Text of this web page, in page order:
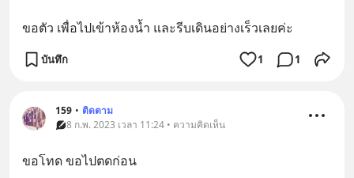
ขอตัว เพื่อไปเข้าห้องน้ำ และรีบเดินอย่างเร็วเลยค่ะ
บันทึก 1 1
159 • ติดตาม
8 ก.พ. 2023 เวลา 11:24 • ความคิดเห็น
ขอโทด ขอไปตดก่อน